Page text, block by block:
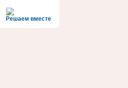
Решаем вместе